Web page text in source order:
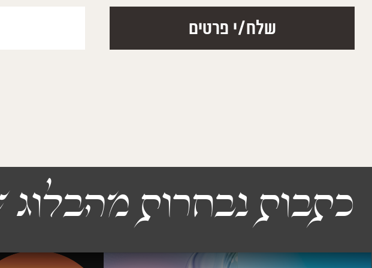
להבין ואני ממליץ בחום!!
נתנאל ג'
כתבות נבחרות מהבלוג